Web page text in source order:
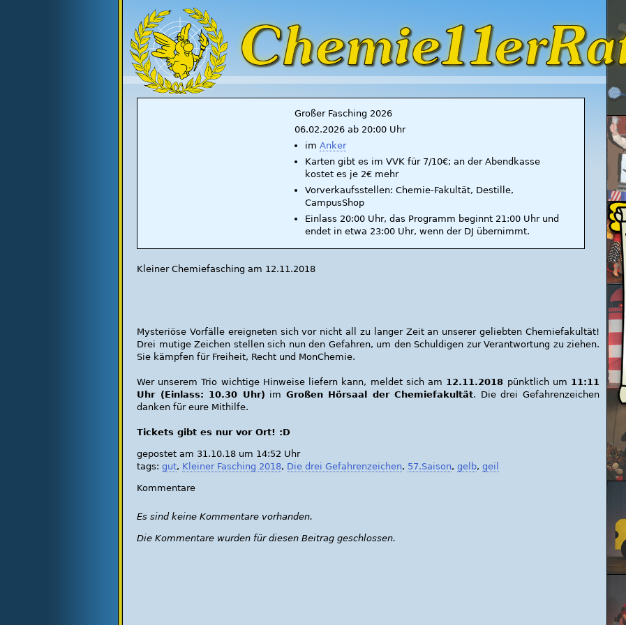
Großer Fasching 2026
06.02.2026 ab 20:00 Uhr
im Anker
Karten gibt es im VVK für 7/10€; an der Abendkasse
kostet es je 2€ mehr
Vorverkaufsstellen: Chemie-Fakultät, Destille,
CampusShop
Einlass 20:00 Uhr, das Programm beginnt 21:00 Uhr und
endet in etwa 23:00 Uhr, wenn der DJ übernimmt.
Kleiner Chemiefasching am 12.11.2018
Mysteriöse Vorfälle ereigneten sich vor nicht all zu langer Zeit an unserer geliebten Chemiefakultät!
Drei mutige Zeichen stellen sich nun den Gefahren, um den Schuldigen zur Verantwortung zu ziehen.
Sie kämpfen für Freiheit, Recht und MonChemie.
Wer unserem Trio wichtige Hinweise liefern kann, meldet sich am 12.11.2018 pünktlich um 11:11
Uhr (Einlass: 10.30 Uhr) im Großen Hörsaal der Chemiefakultät. Die drei Gefahrenzeichen
danken für eure Mithilfe.
Tickets gibt es nur vor Ort! :D
gepostet am 31.10.18 um 14:52 Uhr
tags: gut, Kleiner Fasching 2018, Die drei Gefahrenzeichen, 57.Saison, gelb, geil
Kommentare
Es sind keine Kommentare vorhanden.
Die Kommentare wurden für diesen Beitrag geschlossen.